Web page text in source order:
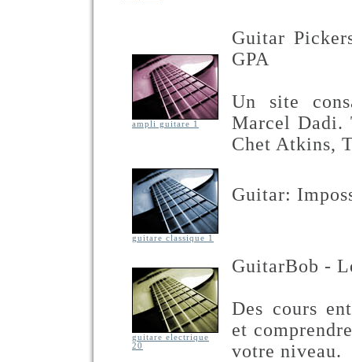
ampli guitare 1
Guitar
GPA
Un site
Marcel Dadi.
Chet Atkins,
guitare classique 1
Guitar:
guitare electrique
20
GuitarBob -
Des cours
et
votre niveau.